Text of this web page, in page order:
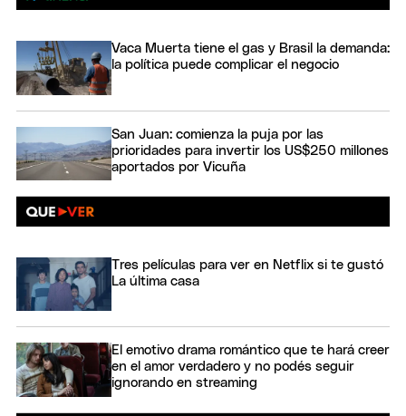
Vaca Muerta tiene el gas y Brasil la demanda:
la política puede complicar el negocio
San Juan: comienza la puja por las
prioridades para invertir los US$250 millones
aportados por Vicuña
Tres películas para ver en Netflix si te gustó
La última casa
El emotivo drama romántico que te hará creer
en el amor verdadero y no podés seguir
ignorando en streaming